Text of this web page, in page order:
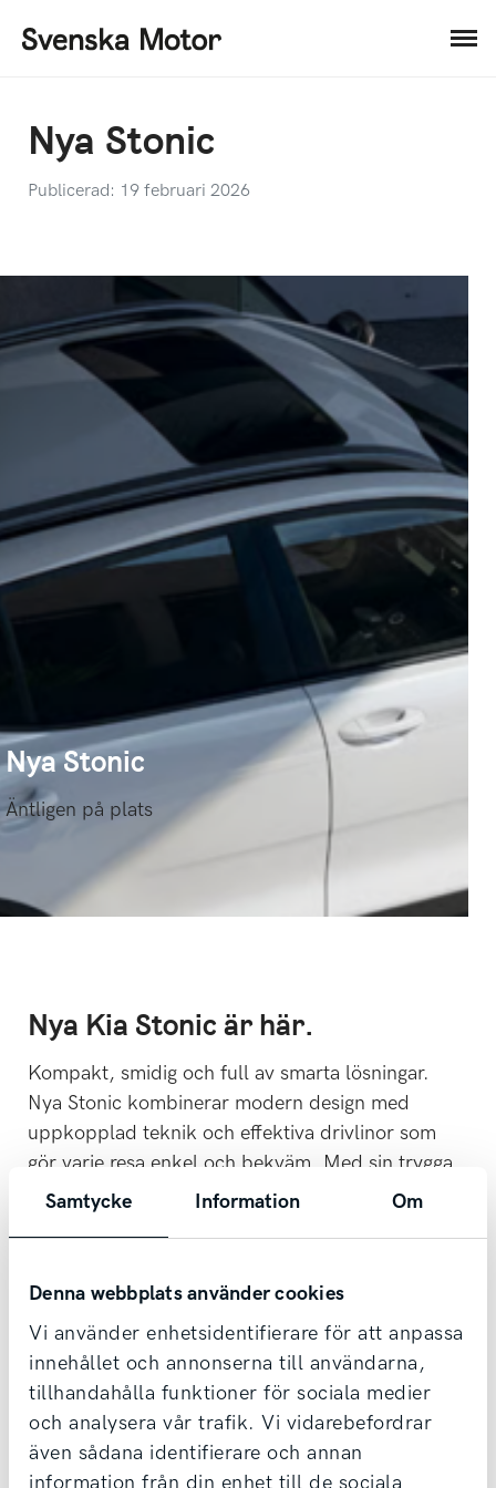
Samtycke Information Om
Denna webbplats använder cookies
Vi använder enhetsidentifierare för att anpassa
innehållet och annonserna till användarna,
tillhandahålla funktioner för sociala medier
och analysera vår trafik. Vi vidarebefordrar
även sådana identifierare och annan
information från din enhet till de sociala
Nya Stonic
Publicerad: 19 februari 2026
Nya Stonic
Äntligen på plats
Nya Kia Stonic är här.
Kompakt, smidig och full av smarta lösningar.
Nya Stonic kombinerar modern design med
uppkopplad teknik och effektiva drivlinor som
gör varje resa enkel och bekväm. Med sin trygga
körupplevelse och genomtänkta komfort passar
Kontakta oss för att boka provkörning eller boka
nedan!
Boka provkörning
Föregående
PV5 Passenger